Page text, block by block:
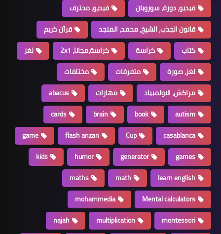
فيديو، دورة، سوروبان
فيديو، محترف
قانون الجذب، الشيخ، محمد، المنجد
قرآن كريم
كتاب
كراسة كراسة،مجانا، 2x1
لغز
لغز، صورة
متفرقات
مختلفات
مراكش، الاولمبياد
مهارات
abacus
autism
book
brain
cards
casablanca
Cup
flash anzan
game
games
generator
humor
kids
learn english
math
maths
Mental calculators
mohammedia
montessori
multiplication
najah